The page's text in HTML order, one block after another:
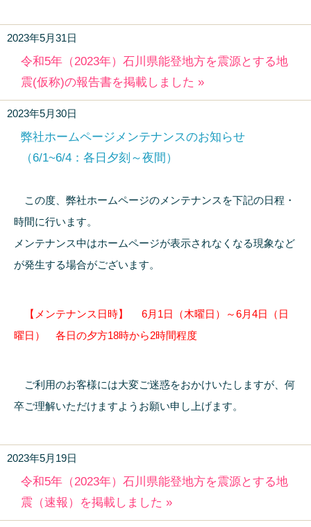
2023年5月31日
令和5年（2023年）石川県能登地方を震源とする地
震(仮称)の報告書を掲載しました »
2023年5月30日
弊社ホームページメンテナンスのお知らせ
（6/1~6/4：各日夕刻～夜間）
この度、弊社ホームページのメンテナンスを下記の日程・
時間に行います。
メンテナンス中はホームページが表示されなくなる現象など
が発生する場合がございます。
【メンテナンス日時】 6月1日（木曜日）～6月4日（日
曜日） 各日の夕方18時から2時間程度
ご利用のお客様には大変ご迷惑をおかけいたしますが、何
卒ご理解いただけますようお願い申し上げます。
2023年5月19日
令和5年（2023年）石川県能登地方を震源とする地
震（速報）を掲載しました »